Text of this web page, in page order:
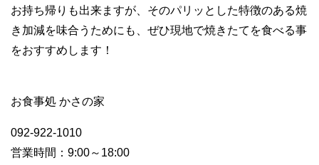
お持ち帰りも出来ますが、そのパリッとした特徴のある焼
き加減を味合うためにも、ぜひ現地で焼きたてを食べる事
をおすすめします！
お食事処 かさの家
092-922-1010
営業時間：9:00～18:00